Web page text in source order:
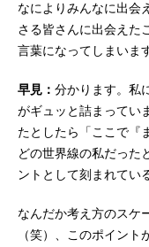
なによりみんなに出会
さる皆さんに出会えた
言葉になってしまいま
早見： 分かります。私
がギュッと詰まってい
たとしたら「ここで『
どの世界線の私だった
ントとして刻まれてい
なんだか考え方のスケ
（笑）、このポイン